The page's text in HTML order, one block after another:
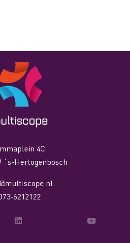
4C
´s-Hertogenbosch
6212122